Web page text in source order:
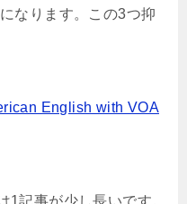
なります。この3つ抑
English with VOA
1記事が少し長いです。